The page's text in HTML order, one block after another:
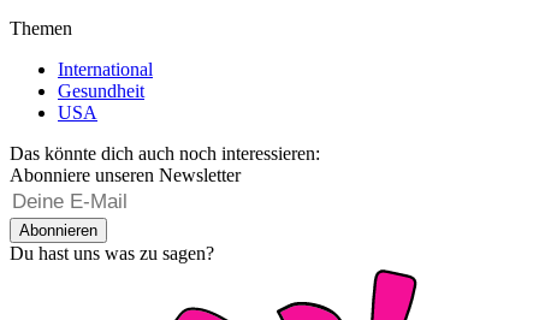
Themen
International
Gesundheit
USA
Das könnte dich auch noch interessieren:
Abonniere unseren Newsletter
Abonnieren
Du hast uns was zu sagen?